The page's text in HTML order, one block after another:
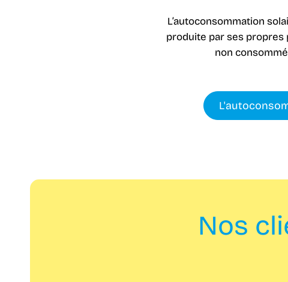
L’autoconsommation
produite par ses propres
non
Nos